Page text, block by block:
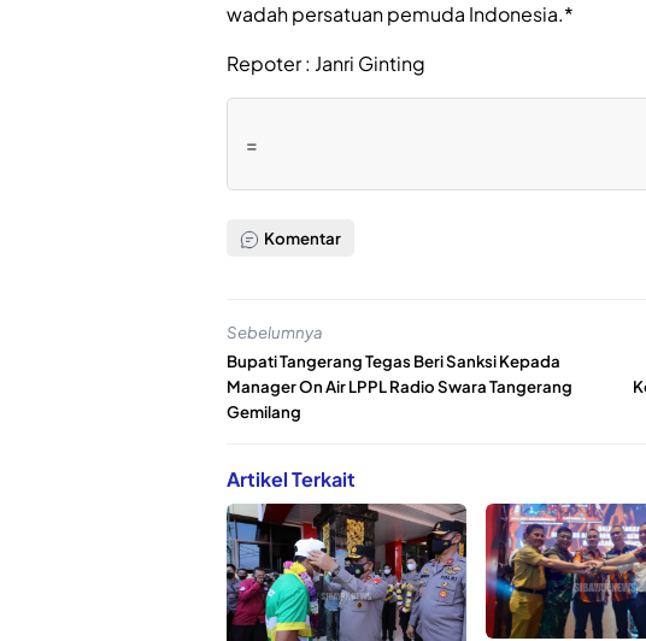
wadah persatuan pemuda Indonesia.*
Repoter : Janri Ginting
=
Komentar
Sebelumnya
Bupati Tangerang Tegas Beri Sanksi Kepada
Manager On Air LPPL Radio Swara Tangerang
Gemilang
Artikel Terkait